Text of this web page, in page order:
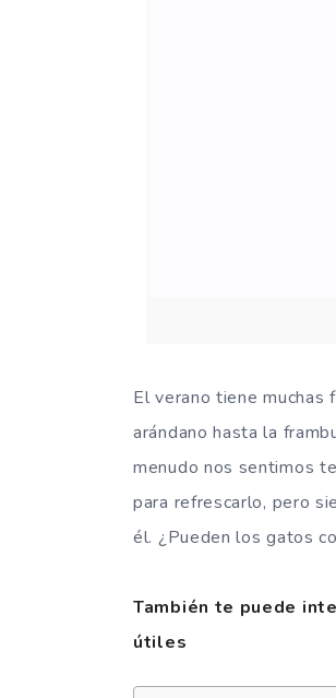
El verano tiene
arándano hasta la
menudo nos sentimos
para refrescarlo, pero
él. ¿Pueden los gatos
También te puede
útiles